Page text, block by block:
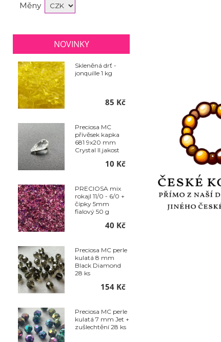
Měny
NOVINKY
Skleněná drť -
jonquille 1 kg
85 Kč
Preciosa MC
přívěsek kapka
681 9x20 mm
Crystal II.jakost
10 Kč
PRECIOSA mix
rokajl 11/0 - 6/0 +
čípky 5mm
fialový 50 g
40 Kč
Preciosa MC perle
kulatá 8 mm
Black Diamond
28 ks
154 Kč
Preciosa MC perle
kulatá 7 mm Jet +
zušlechtění 28 ks